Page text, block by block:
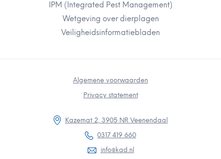
IPM (Integrated Pest Management)
Wetgeving over dierplagen
Veiligheidsinformatiebladen
Algemene voorwaarden
Privacy statement
Kazemat 2, 3905 NR Veenendaal
0317 419 660
info@kad.nl